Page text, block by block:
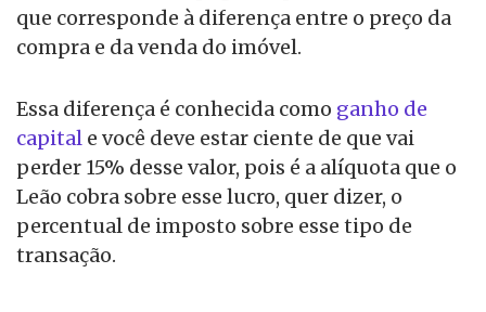
que corresponde à diferença entre o preço da
compra e da venda do imóvel.
Essa diferença é conhecida como ganho de
capital e você deve estar ciente de que vai
perder 15% desse valor, pois é a alíquota que o
Leão cobra sobre esse lucro, quer dizer, o
percentual de imposto sobre esse tipo de
transação.